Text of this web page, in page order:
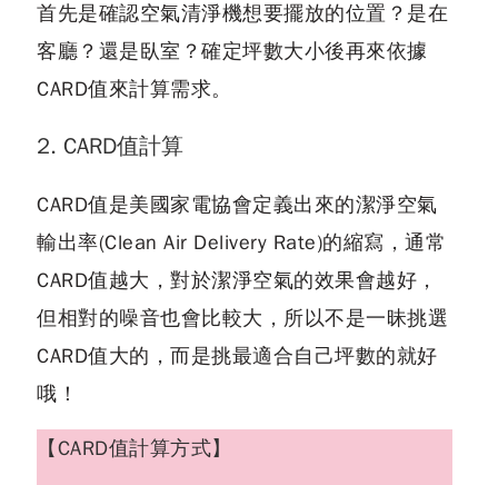
首先是確認空氣清淨機想要擺放的位置？是在
客廳？還是臥室？確定坪數大小後再來依據
CARD值來計算需求。
2. CARD值計算
CARD值是美國家電協會定義出來的潔淨空氣
輸出率(Clean Air Delivery Rate)的縮寫，通常
CARD值越大，對於潔淨空氣的效果會越好，
但相對的噪音也會比較大，所以不是一昧挑選
CARD值大的，而是挑最適合自己坪數的就好
哦！
【CARD值計算方式】